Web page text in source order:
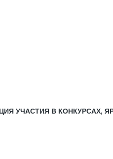
УЧАСТИЯ В КОНКУРСАХ,